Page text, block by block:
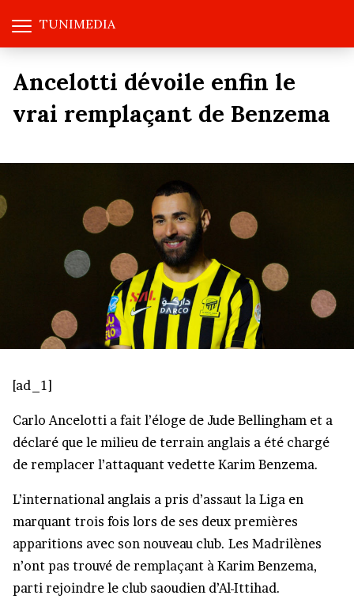
TUNIMEDIA
Ancelotti dévoile enfin le
vrai remplaçant de Benzema
[ad_1]
Carlo Ancelotti a fait l’éloge de Jude Bellingham et a
déclaré que le milieu de terrain anglais a été chargé
de remplacer l’attaquant vedette Karim Benzema.
L’international anglais a pris d’assaut la Liga en
marquant trois fois lors de ses deux premières
apparitions avec son nouveau club. Les Madrilènes
n’ont pas trouvé de remplaçant à Karim Benzema,
parti rejoindre le club saoudien d’Al-Ittihad.